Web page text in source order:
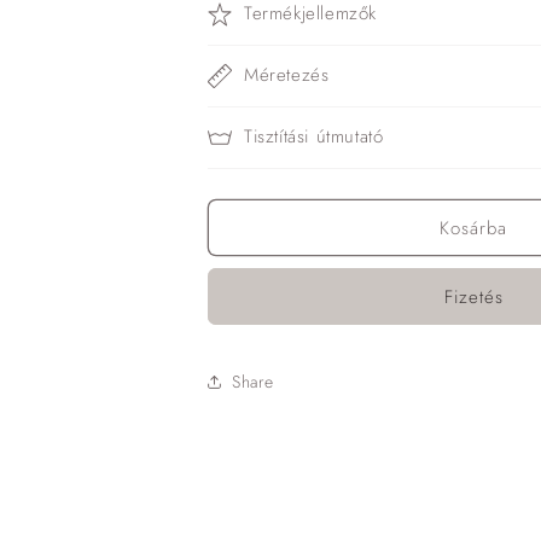
Termékjellemzők
Méretezés
Tisztítási útmutató
Kosárba
Fizetés
Share